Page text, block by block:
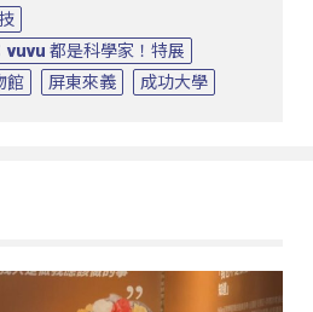
vuvu 都是科學家！特展
館
屏東來義 成功大學